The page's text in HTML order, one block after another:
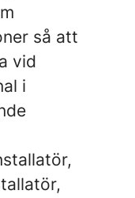
så att
vid
i